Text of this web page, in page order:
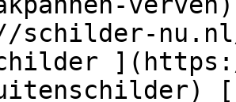
schilder-